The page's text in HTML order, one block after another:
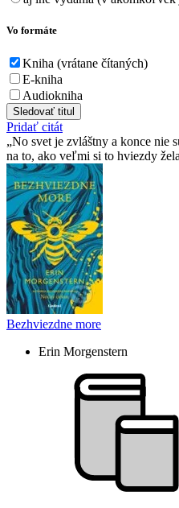
Vo formáte
Kniha (vrátane čítaných)
E-kniha
Audiokniha
Sledovať titul
Pridať citát
No svet je zvláštny a konce nie
na to, ako veľmi si to hviezdy
Bezhviezdne more
Erin Morgenstern